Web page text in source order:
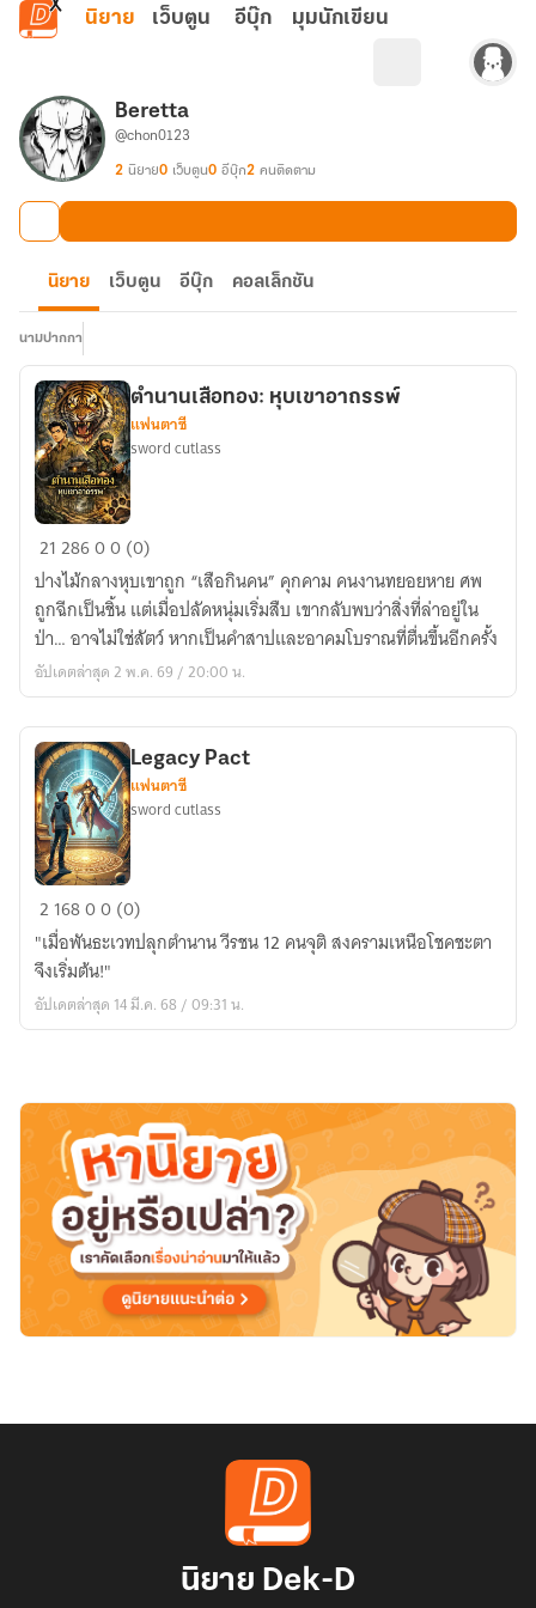
ข้ามไปยังเนื้อหาหลัก
นิยาย เว็บตูน อีบุ๊ก มุมนักเขียน
Beretta
@chon0123
2 นิยาย0 เว็บตูน0 อีบุ๊ก2 คนติดตาม
นิยาย เว็บตูน อีบุ๊ก คอลเล็กชัน
นามปากกา
ตำนาน
เสือ
ทอง:
หุบเขา
อาถรรพ์
ตำนานเสือทอง: หุบเขาอาถรรพ์
แฟนตาซี
sword cutlass
2128600 (0)
ปางไม้กลางหุบเขาถูก “เสือกินคน” คุกคาม คนงานทยอยหาย ศพ
ถูกฉีกเป็นชิ้น แต่เมื่อปลัดหนุ่มเริ่มสืบ เขากลับพบว่าสิ่งที่ล่าอยู่ใน
ป่า… อาจไม่ใช่สัตว์ หากเป็นคำสาปและอาคมโบราณที่ตื่นขึ้นอีกครั้ง
อัปเดตล่าสุด 2 พ.ค. 69 / 20:00 น.
Legacy
Pact
Legacy Pact
แฟนตาซี
sword cutlass
2 16800 (0)
"เมื่อพันธะเวทปลุกตำนาน วีรชน 12 คนจุติ สงครามเหนือโชคชะตา
จึงเริ่มต้น!"
อัปเดตล่าสุด 14 มี.ค. 68 / 09:31 น.
นิยาย Dek-D